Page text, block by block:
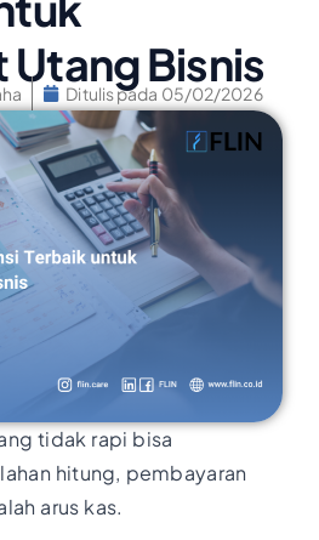
Bisnis
Ditulis pada 05/02/2026
tidak rapi bisa
hitung, pembayaran
arus kas.